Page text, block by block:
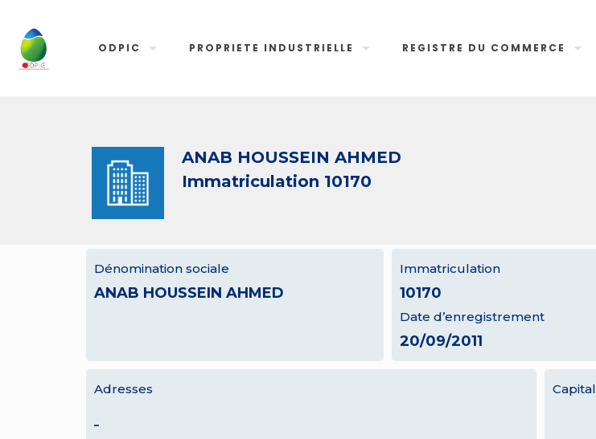
ODPIC PROPRIETE INDUSTRIELLE REGISTRE DU COMMERCE
ANAB HOUSSEIN AHMED
Immatriculation 10170
Dénomination sociale
ANAB HOUSSEIN AHMED
Immatriculation
10170
Date d’enregistrement
20/09/2011
Adresses
–
Capital